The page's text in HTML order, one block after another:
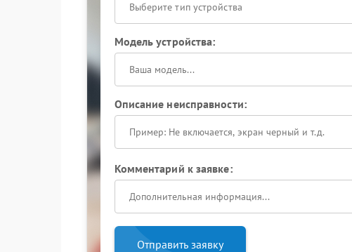
Выберите тип устройства
Модель устройства:
Описание неисправности:
Комментарий к заявке:
Отправить заявку